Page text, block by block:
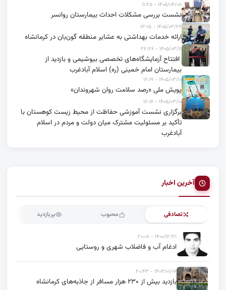
۱۴۰۵/۰۴/۰۸ - ۱۱:۲۵
نشست بررسی مشکلات احداث بیمارستان روانسر
۱۴۰۵/۰۳/۲۶ - ۱۳:۱۵
ارائه خدمات بهداشتی به عشایر منطقه گون‌بان در کرمانشاه
۱۴۰۵/۰۳/۱۱ - ۲۲:۲۶
افتتاح آزمایشگاه‌های تخصصی بیوشیمی و بازدید از
بیمارستان امام خمینی (ره) اسلام آبادغرب
۱۴۰۵/۰۳/۱۰ - ۱۲:۱۹
پویش ملی «رصد سلامت روان شهروندان»
۱۴۰۵/۰۳/۱۰ - ۱۲:۱۶
برگزاری نشست آموزشی حفاظت از محیط زیست کوهستان با
تأکید بر مسئولیت مشترک میان دولت و مردم در اسلام
آبادغرب
آخرین اخبار
تصادفی محبوب پربازدید
۱۴۰۰/۱۲/۲۱ - ۲۰:۰۷
ادغام آب و فاضلاب شهری و روستایی
۱۴۰۳/۰۱/۰۶ - ۲۰:۴۳
بازدید بیش از ۲۳۰ هزار مسافر از جاذبه‌های کرمانشاه